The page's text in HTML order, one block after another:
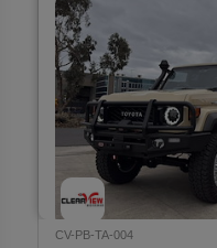
CV-PB-TA-004